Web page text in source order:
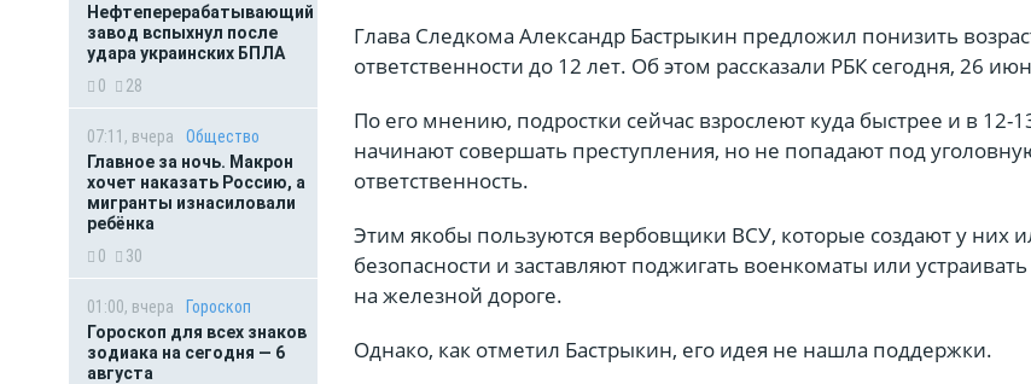
Нефтеперерабатывающий
завод вспыхнул после
удара украинских БПЛА
0
28
07:11, вчера
Общество
Главное за ночь. Макрон
хочет наказать Россию, а
мигранты изнасиловали
ребёнка
0
30
01:00, вчера
Гороскоп
Гороскоп для всех знаков
зодиака на сегодня — 6
августа
Глава Следкома Александр Бастрыкин предложил понизить
ответственности до 12 лет. Об этом рассказали РБК сегодня, 26
По его мнению, подростки сейчас взрослеют куда быстрее и в 12-
начинают совершать преступления, но не попадают под
ответственность.
Этим якобы пользуются вербовщики ВСУ, которые создают у них
безопасности и заставляют поджигать военкоматы или
на железной дороге.
Однако, как отметил Бастрыкин, его идея не нашла поддержки.